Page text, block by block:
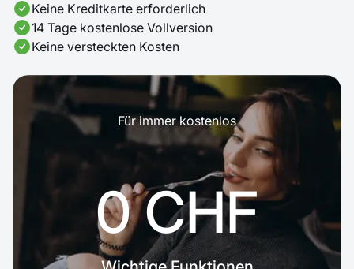
Keine Kreditkarte erforderlich
14 Tage kostenlose Vollversion
Keine versteckten Kosten
Für immer kostenlos
0 CHF